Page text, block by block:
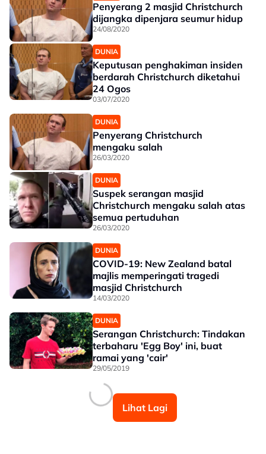
Penyerang 2 masjid Christchurch
dijangka dipenjara seumur hidup
24/08/2020
DUNIA
Keputusan penghakiman insiden
berdarah Christchurch diketahui
24 Ogos
03/07/2020
DUNIA
Penyerang Christchurch
mengaku salah
26/03/2020
DUNIA
Suspek serangan masjid
Christchurch mengaku salah atas
semua pertuduhan
26/03/2020
DUNIA
COVID-19: New Zealand batal
majlis memperingati tragedi
masjid Christchurch
14/03/2020
DUNIA
Serangan Christchurch: Tindakan
terbaharu 'Egg Boy' ini, buat
ramai yang 'cair'
29/05/2019
Lihat Lagi